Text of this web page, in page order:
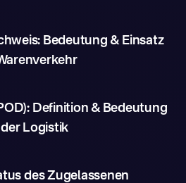
Bedeutung & Einsatz
Definition & Bedeutung
der Logistik
des Zugelassenen